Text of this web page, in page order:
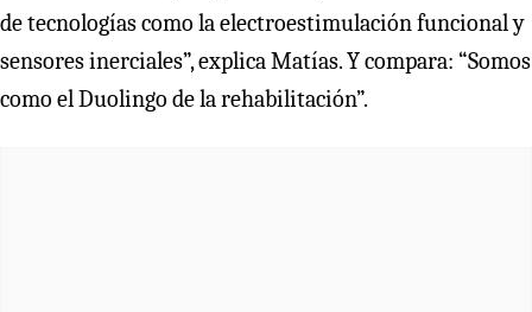
de tecnologías como la electroestimulación funcional y
sensores inerciales”, explica Matías. Y compara: “Somos
como el Duolingo de la rehabilitación”.